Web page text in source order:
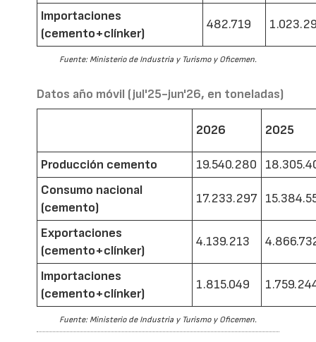
Importaciones
(cemento+clínker)
482.719
Fuente: Ministerio de Industria y Turismo y Oficemen.
Datos año móvil (jul'25-jun'26, en toneladas)
2026 2025
Producción cemento 19.540.280
Consumo nacional
(cemento)
17.233.297
Exportaciones
(cemento+clínker)
4.139.213
Importaciones
(cemento+clínker)
1.815.049
Fuente: Ministerio de Industria y Turismo y Oficemen.